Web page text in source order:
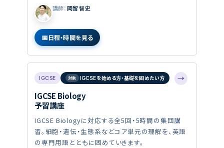
講師： 岡留 智史
日程・時間を見る
→
IGCSE IGCSEを始める方・基礎を固めたい方
IGCSE Biology
予習講座
IGCSE Biologyに対応する全5回・5時間の集団講
習。細胞・遺伝・生態系などコア単元の理解を、英語
の専門用語とともに固めていきます。